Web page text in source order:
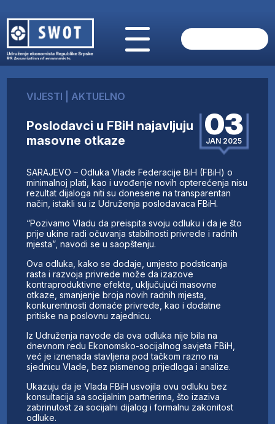
O NAMA
AKTUELNO
ANALIZE
FINANSIJE
IZ STRANIH MEDIJA
AKTIVNOSTI
SWOT INTERVJU
UČLANI SE
KONTAKT
VIJESTI AKTUELNO
Poslodavci u FBiH najavljuju
masovne otkaze
03
JAN 2025
SARAJEVO – Odluka Vlade Federacije BiH (FBiH) o
minimalnoj plati, kao i uvođenje novih opterećenja nisu
rezultat dijaloga niti su donesene na transparentan
način, istakli su iz Udruženja poslodavaca FBiH.
“Pozivamo Vladu da preispita svoju odluku i da je što
prije ukine radi očuvanja stabilnosti privrede i radnih
mjesta”, navodi se u saopštenju.
Ova odluka, kako se dodaje, umjesto podsticanja
rasta i razvoja privrede može da izazove
kontraproduktivne efekte, uključujući masovne
otkaze, smanjenje broja novih radnih mjesta,
konkurentnosti domaće privrede, kao i dodatne
pritiske na poslovnu zajednicu.
Iz Udruženja navode da ova odluka nije bila na
dnevnom redu Ekonomsko-socijalnog savjeta FBiH,
već je iznenada stavljena pod tačkom razno na
sjednicu Vlade, bez pismenog prijedloga i analize.
Ukazuju da je Vlada FBiH usvojila ovu odluku bez
konsultacija sa socijalnim partnerima, što izaziva
zabrinutost za socijalni dijalog i formalnu zakonitost
odluke.